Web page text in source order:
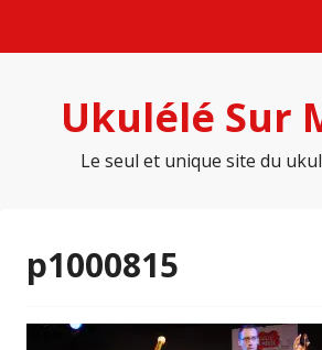
Ukulélé Sur
Le seul et unique site du
p1000815